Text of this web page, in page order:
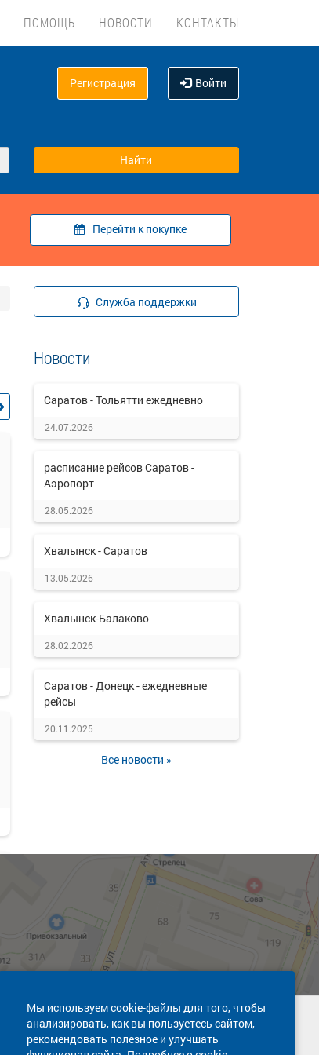
ПОМОЩЬ НОВОСТИ КОНТАКТЫ
Регистрация Войти
Перейти к покупке
Служба поддержки
Новости
Саратов - Тольятти ежедневно
24.07.2026
расписание рейсов Саратов -
Аэропорт
28.05.2026
Хвалынск - Саратов
13.05.2026
Хвалынск-Балаково
28.02.2026
Саратов - Донецк - ежедневные
рейсы
20.11.2025
Все новости »
Мы используем cookie-файлы для того, чтобы
анализировать, как вы пользуетесь сайтом,
рекомендовать полезное и улучшать
Техническая поддержка сайта
8 800 600-03-38